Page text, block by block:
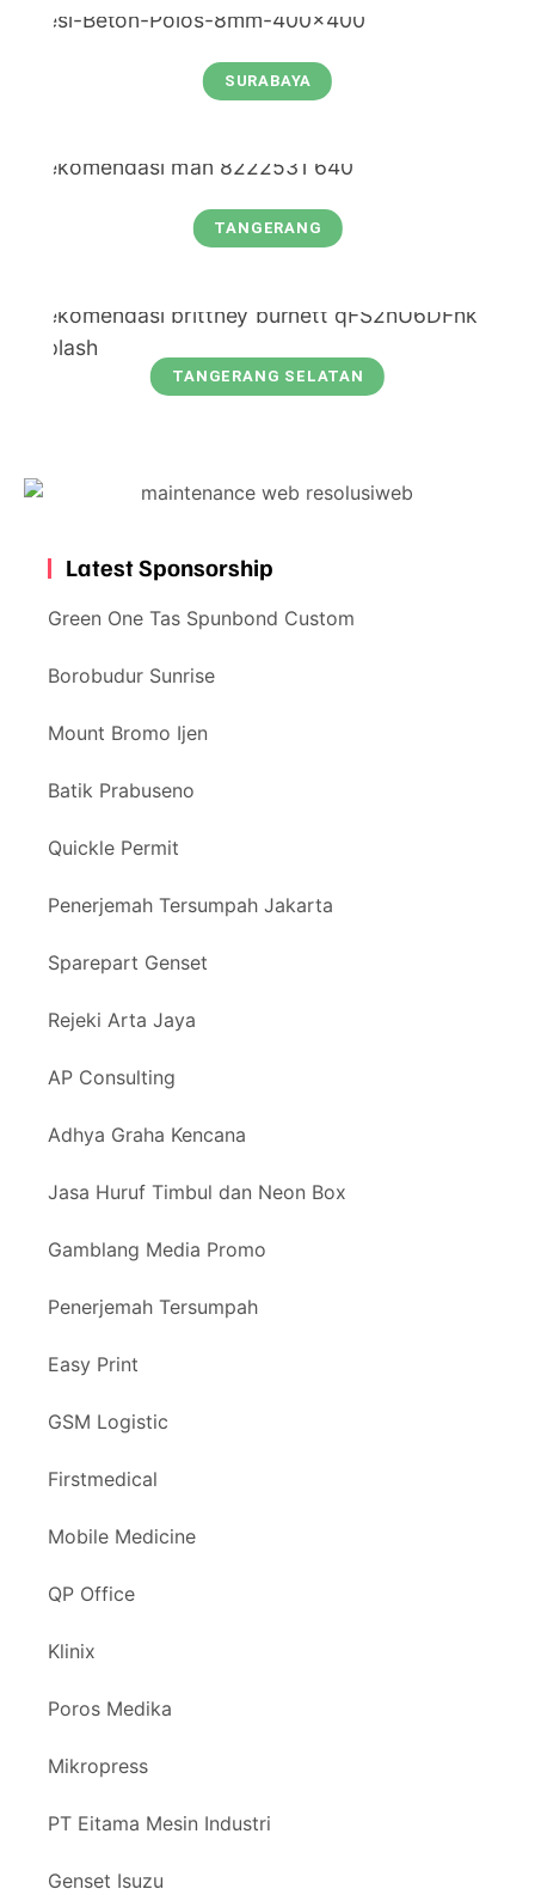
SURABAYA
TANGERANG
TANGERANG SELATAN
Latest Sponsorship
Green One Tas Spunbond Custom
Borobudur Sunrise
Mount Bromo Ijen
Batik Prabuseno
Quickle Permit
Penerjemah Tersumpah Jakarta
Sparepart Genset
Rejeki Arta Jaya
AP Consulting
Adhya Graha Kencana
Jasa Huruf Timbul dan Neon Box
Gamblang Media Promo
Penerjemah Tersumpah
Easy Print
GSM Logistic
Firstmedical
Mobile Medicine
QP Office
Klinix
Poros Medika
Mikropress
PT Eitama Mesin Industri
Genset Isuzu